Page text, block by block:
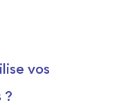
vos
?